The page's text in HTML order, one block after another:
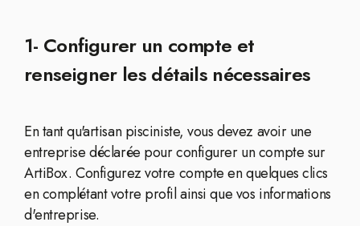
1- Configurer un compte et
renseigner les détails nécessaires
En tant qu'artisan pisciniste, vous devez avoir une
entreprise déclarée pour configurer un compte sur
ArtiBox. Configurez votre compte en quelques clics
en complétant votre profil ainsi que vos informations
d'entreprise.